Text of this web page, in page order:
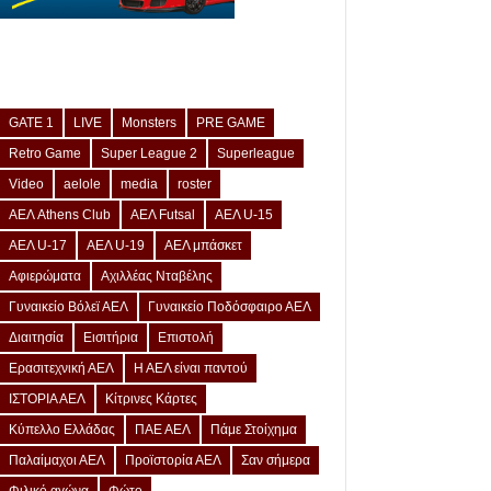
GATE 1 LIVE Monsters
PRE GAME
Retro Game
Super League 2
Superleague
Video
aelole media
roster
ΑΕΛ Athens Club
ΑΕΛ Futsal
ΑΕΛ U-15
ΑΕΛ U-17
ΑΕΛ U-19
ΑΕΛ μπάσκετ
Αφιερώματα
Αχιλλέας Νταβέλης
Γυναικείο Βόλεϊ ΑΕΛ
Γυναικείο Ποδόσφαιρο ΑΕΛ
Διαιτησία
Εισιτήρια
Επιστολή
Ερασιτεχνική ΑΕΛ
Η ΑΕΛ είναι παντού
ΙΣΤΟΡΙΑ ΑΕΛ
Κίτρινες Κάρτες
Κύπελλο Ελλάδας
ΠΑΕ ΑΕΛ
Πάμε Στοίχημα
Παλαίμαχοι ΑΕΛ
Προϊστορία ΑΕΛ
Σαν σήμερα